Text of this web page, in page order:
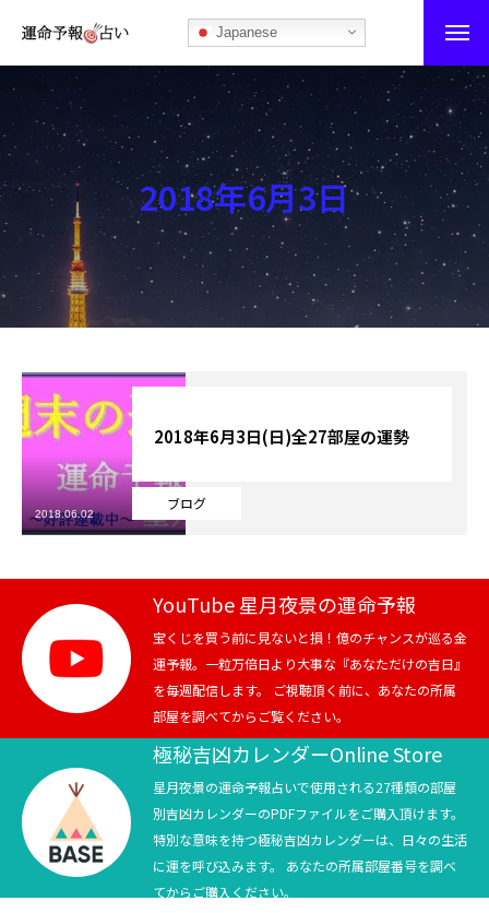
Japanese
運命予報占い
運命予報占いとは
あなたの所属部屋を探そう！
最恐の相性占い
秘伝公開！吉凶カレンダー
記事カテゴリー
ブログ
お知らせ
芸能界
テニス
スポーツ
競馬
テニス四大大会・五輪
テニス四大大会・五輪
2018年6月3日
ブログ
2018年6月3日(日)全27部屋の運勢
2018.06.02
YouTube 星月夜景の運命予報
宝くじを買う前に見ないと損！億のチャンスが巡る金
運予報。一粒万倍日より大事な『あなただけの吉日』
を毎週配信します。 ご視聴頂く前に、あなたの所属
部屋を調べてからご覧ください。
極秘吉凶カレンダーOnline Store
星月夜景の運命予報占いで使用される27種類の部屋
別吉凶カレンダーのPDFファイルをご購入頂けます。
特別な意味を持つ極秘吉凶カレンダーは、日々の生活
に運を呼び込みます。 あなたの所属部屋番号を調べ
てからご購入ください。